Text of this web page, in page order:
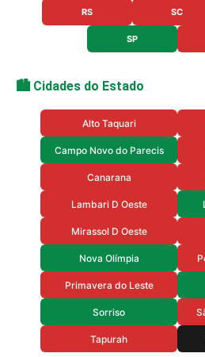
RS SC
SP
🏙️ Cidades do Estado
Alto Taquari
Campo Novo do Parecis
Canarana
Lambari D Oeste
Mirassol D Oeste
Nova Olímpia
Primavera do Leste
Sorriso
Tapurah